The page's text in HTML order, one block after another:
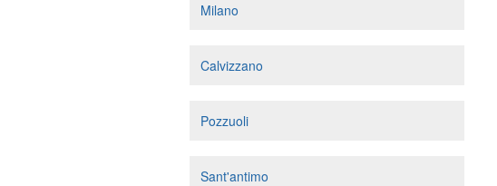
Milano
Calvizzano
Pozzuoli
Sant'antimo